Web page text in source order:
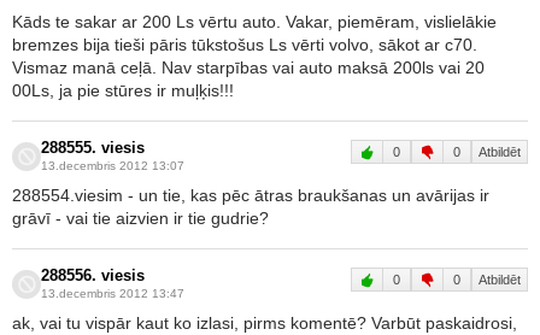
Kāds te sakar ar 200 Ls vērtu auto. Vakar, piemēram, vislielākie
bremzes bija tieši pāris tūkstošus Ls vērti volvo, sākot ar c70.
Vismaz manā ceļā. Nav starpības vai auto maksā 200ls vai 20
00Ls, ja pie stūres ir muļķis!!!
288555. viesis
13.decembris 2012 13:07
0 0 Atbildēt
288554.viesim - un tie, kas pēc ātras braukšanas un avārijas ir
grāvī - vai tie aizvien ir tie gudrie?
288556. viesis
13.decembris 2012 13:47
0 0 Atbildēt
ak, vai tu vispār kaut ko izlasi, pirms komentē? Varbūt paskaidrosi,